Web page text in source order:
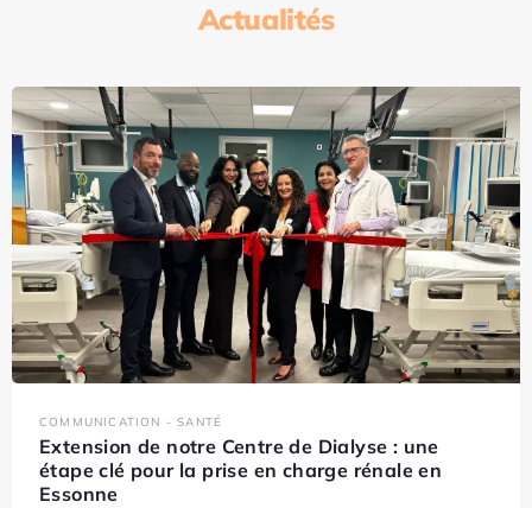
Actualités
COMMUNICATION - SANTÉ
Extension de notre Centre de Dialyse : une
étape clé pour la prise en charge rénale en
Essonne